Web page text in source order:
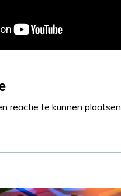
reactie te kunnen plaatsen.